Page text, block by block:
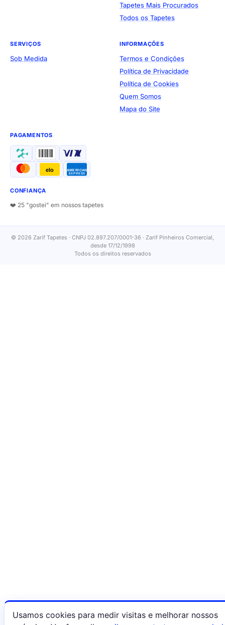
Tapetes Mais Procurados
Todos os Tapetes
SERVIÇOS
Sob Medida
INFORMAÇÕES
Termos e Condições
Política de Privacidade
Política de Cookies
Quem Somos
Mapa do Site
PAGAMENTOS
elo AMERICAN
EXPRESS
CONFIANÇA
❤️ 25 "gostei" em nossos tapetes
© 2026 Zarif Tapetes · CNPJ 02.897.207/0001-36 · Zarif Pinheiros Comercial,
desde 17/12/1998
Todos os direitos reservados
Usamos cookies para medir visitas e melhorar nossos